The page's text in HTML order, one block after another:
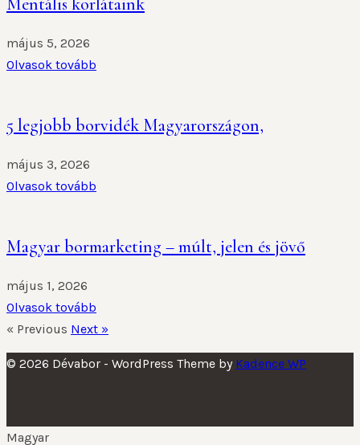
május 5, 2026
Olvasok tovább
5 legjobb borvidék Magyarországon,
május 3, 2026
Olvasok tovább
Magyar bormarketing – múlt, jelen és jövő
május 1, 2026
Olvasok tovább
« Previous Next »
© 2026 Dévabor - WordPress Theme by Kadence WP
Magyar